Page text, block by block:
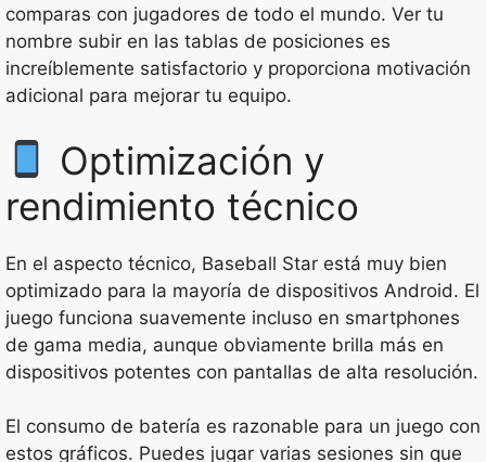
comparas con jugadores de todo el mundo. Ver tu
nombre subir en las tablas de posiciones es
increíblemente satisfactorio y proporciona motivación
adicional para mejorar tu equipo.
Optimización y
rendimiento técnico
En el aspecto técnico, Baseball Star está muy bien
optimizado para la mayoría de dispositivos Android. El
juego funciona suavemente incluso en smartphones
de gama media, aunque obviamente brilla más en
dispositivos potentes con pantallas de alta resolución.
El consumo de batería es razonable para un juego con
estos gráficos. Puedes jugar varias sesiones sin que